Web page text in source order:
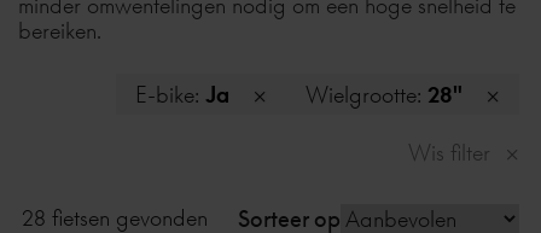
bereiken.
E-bike: Ja Wielgrootte: 28"
Wis filter
28 fietsen gevonden Sorteer op